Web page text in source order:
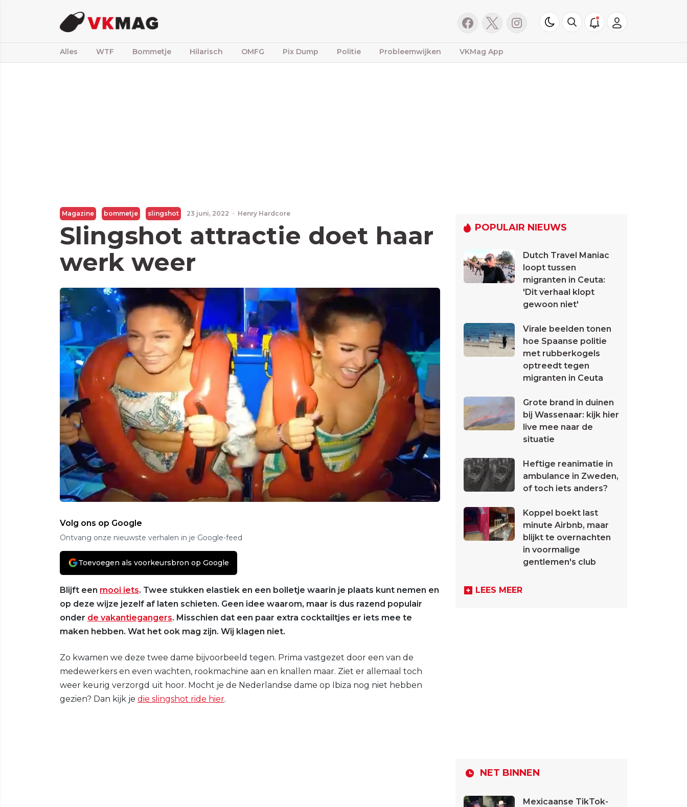
Alles WTF Bommetje Hilarisch OMFG Pix Dump Politie Probleemwijken VKMag App
Magazine bommetje slingshot 23 juni, 2022 · Henry Hardcore
Slingshot attractie doet haar
werk weer
Volg ons op Google
Ontvang onze nieuwste verhalen in je Google-feed
Toevoegen als voorkeursbron op Google
Blijft een mooi iets. Twee stukken elastiek en een bolletje waarin je plaats kunt nemen en
op deze wijze jezelf af laten schieten. Geen idee waarom, maar is dus razend populair
onder de vakantiegangers. Misschien dat een paar extra cocktailtjes er iets mee te
maken hebben. Wat het ook mag zijn. Wij klagen niet.
Zo kwamen we deze twee dame bijvoorbeeld tegen. Prima vastgezet door een van de
medewerkers en even wachten, rookmachine aan en knallen maar. Ziet er allemaal toch
weer keurig verzorgd uit hoor. Mocht je de Nederlandse dame op Ibiza nog niet hebben
gezien? Dan kijk je die slingshot ride hier.
POPULAIR NIEUWS
Dutch Travel Maniac
loopt tussen
migranten in Ceuta:
'Dit verhaal klopt
gewoon niet'
Virale beelden tonen
hoe Spaanse politie
met rubberkogels
optreedt tegen
migranten in Ceuta
Grote brand in duinen
bij Wassenaar: kijk hier
live mee naar de
situatie
Heftige reanimatie in
ambulance in Zweden,
of toch iets anders?
Koppel boekt last
minute Airbnb, maar
blijkt te overnachten
in voormalige
gentlemen's club
LEES MEER
NET BINNEN
Mexicaanse TikTok-